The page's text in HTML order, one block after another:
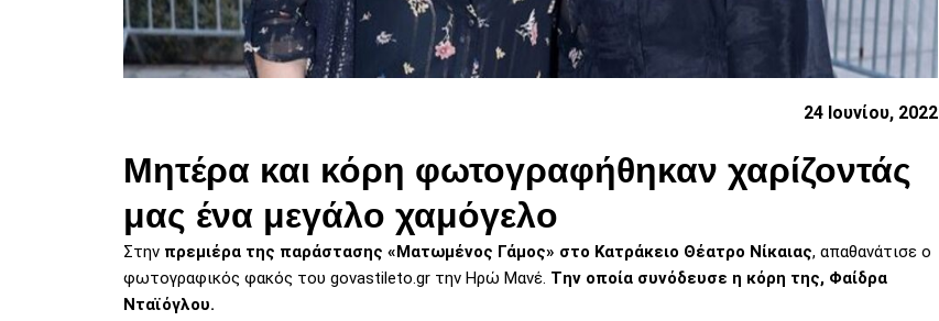
24 Ιουνίου, 2022
Μητέρα και κόρη φωτογραφήθηκαν χαρίζοντάς
μας ένα μεγάλο χαμόγελο
Στην πρεμιέρα της παράστασης «Ματωμένος Γάμος» στο Κατράκειο Θέατρο Νίκαιας, απαθανάτισε ο
φωτογραφικός φακός του govastileto.gr την Ηρώ Μανέ. Tην οποία συνόδευσε η κόρη της, Φαίδρα
Νταϊόγλου.